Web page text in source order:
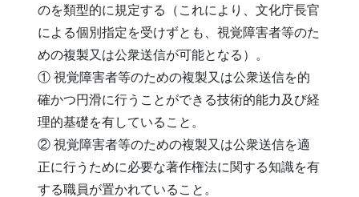
のを類型的に規定する（これにより、文化庁長官
による個別指定を受けずとも、視覚障害者等のた
めの複製又は公衆送信が可能となる）。
① 視覚障害者等のための複製又は公衆送信を的
確かつ円滑に行うことができる技術的能力及び経
理的基礎を有していること。
② 視覚障害者等のための複製又は公衆送信を適
正に行うために必要な著作権法に関する知識を有
する職員が置かれていること。